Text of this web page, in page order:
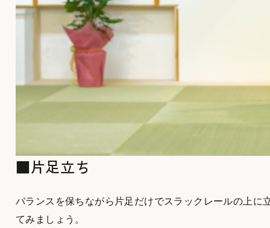
■片足立ち
バランスを保ちながら片足だけでスラックレールの上に
てみましょう。